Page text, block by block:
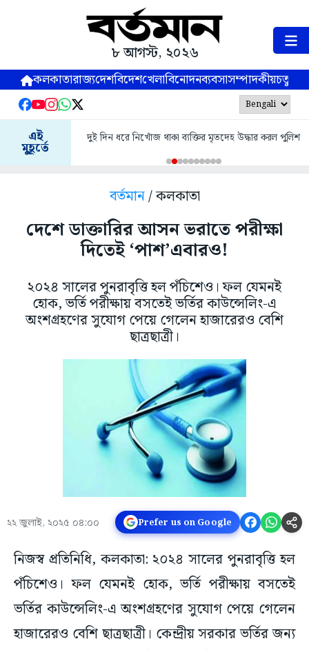
৮ আগস্ট, ২০২৬
কলকাতারাজ্যদেশবিদেশখেলাবিনোদনব্যবসাসম্পাদকীয়
এই
মুহূর্তে
দুই দিন ধরে নিখোঁজ থাকা ব্যক্তির মৃতদেহ উদ্ধার করল পুলিশ
বর্তমান/ কলকাতা
দেশে ডাক্তারির আসন ভরাতে পরীক্ষা
দিতেই ‘পাশ’এবারও!
২০২৪ সালের পুনরাবৃত্তি হল পঁচিশেও। ফল যেমনই
হোক, ভর্তি পরীক্ষায় বসতেই ভর্তির কাউন্সেলিং-এ
অংশগ্রহণের সুযোগ পেয়ে গেলেন হাজারেরও বেশি
ছাত্রছাত্রী।
২২ জুলাই, ২০২৫ ০৪:০০ Prefer us on Google
নিজস্ব প্রতিনিধি, কলকাতা: ২০২৪ সালের পুনরাবৃত্তি হল
পঁচিশেও। ফল যেমনই হোক, ভর্তি পরীক্ষায় বসতেই
ভর্তির কাউন্সেলিং-এ অংশগ্রহণের সুযোগ পেয়ে গেলেন
হাজারেরও বেশি ছাত্রছাত্রী। কেন্দ্রীয় সরকার ভর্তির জন্য